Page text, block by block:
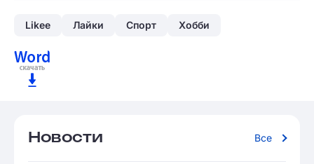
Likee Лайки Спорт Хобби
Новости Все